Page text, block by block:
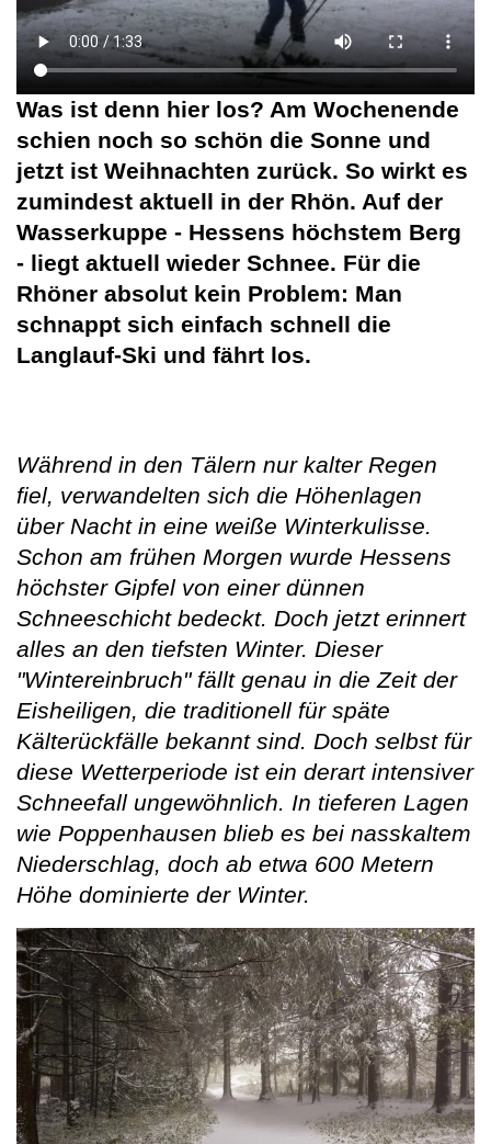
Was ist denn hier los? Am Wochenende
schien noch so schön die Sonne und
jetzt ist Weihnachten zurück. So wirkt es
zumindest aktuell in der Rhön. Auf der
Wasserkuppe - Hessens höchstem Berg
- liegt aktuell wieder Schnee. Für die
Rhöner absolut kein Problem: Man
schnappt sich einfach schnell die
Langlauf-Ski und fährt los.
Während in den Tälern nur kalter Regen
fiel, verwandelten sich die Höhenlagen
über Nacht in eine weiße Winterkulisse.
Schon am frühen Morgen wurde Hessens
höchster Gipfel von einer dünnen
Schneeschicht bedeckt. Doch jetzt erinnert
alles an den tiefsten Winter. Dieser
"Wintereinbruch" fällt genau in die Zeit der
Eisheiligen, die traditionell für späte
Kälterückfälle bekannt sind. Doch selbst für
diese Wetterperiode ist ein derart intensiver
Schneefall ungewöhnlich. In tieferen Lagen
wie Poppenhausen blieb es bei nasskaltem
Niederschlag, doch ab etwa 600 Metern
Höhe dominierte der Winter.